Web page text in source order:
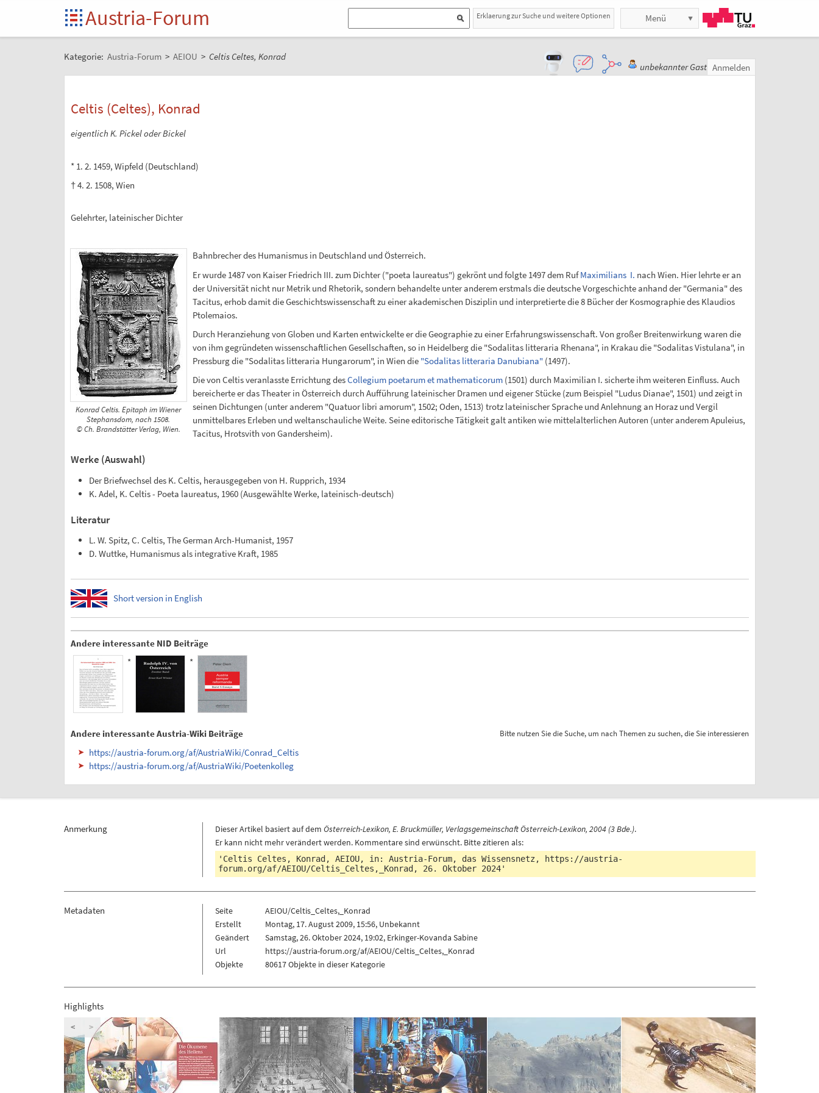
Austria-Forum Erklaerung zur Suche und weitere Optionen Menü
Kategorie: Austria-Forum > AEIOU > Celtis Celtes, Konrad
unbekannter Gast Anmelden
Celtis (Celtes), Konrad
eigentlich K. Pickel oder Bickel
* 1. 2. 1459, Wipfeld (Deutschland)
† 4. 2. 1508, Wien
Gelehrter, lateinischer Dichter
Konrad Celtis. Epitaph im Wiener
Stephansdom, nach 1508.
© Ch. Brandstätter Verlag, Wien.
Bahnbrecher des Humanismus in Deutschland und Österreich.
Er wurde 1487 von Kaiser Friedrich III. zum Dichter ("poeta laureatus") gekrönt und folgte 1497 dem RufMaximilians I. nach Wien. Hier lehrte er an
der Universität nicht nur Metrik und Rhetorik, sondern behandelte unter anderem erstmals die deutsche Vorgeschichte anhand der "Germania" des
Tacitus, erhob damit die Geschichtswissenschaft zu einer akademischen Disziplin und interpretierte die 8 Bücher der Kosmographie des Klaudios
Ptolemaios.
Durch Heranziehung von Globen und Karten entwickelte er die Geographie zu einer Erfahrungswissenschaft. Von großer Breitenwirkung waren die
von ihm gegründeten wissenschaftlichen Gesellschaften, so in Heidelberg die "Sodalitas litteraria Rhenana", in Krakau die "Sodalitas Vistulana", in
Pressburg die "Sodalitas litteraria Hungarorum", in Wien die "Sodalitas litteraria Danubiana"(1497).
Die von Celtis veranlasste Errichtung desCollegium poetarum et mathematicorum(1501) durch Maximilian I. sicherte ihm weiteren Einfluss. Auch
bereicherte er das Theater in Österreich durch Aufführung lateinischer Dramen und eigener Stücke (zum Beispiel "Ludus Dianae", 1501) und zeigt in
seinen Dichtungen (unter anderem "Quatuor libri amorum", 1502; Oden, 1513) trotz lateinischer Sprache und Anlehnung an Horaz und Vergil
unmittelbares Erleben und weltanschauliche Weite. Seine editorische Tätigkeit galt antiken wie mittelalterlichen Autoren (unter anderem Apuleius,
Tacitus, Hrotsvith von Gandersheim).
Werke (Auswahl)
Der Briefwechsel des K. Celtis, herausgegeben von H. Rupprich, 1934
K. Adel, K. Celtis - Poeta laureatus, 1960 (Ausgewählte Werke, lateinisch-deutsch)
Literatur
L. W. Spitz, C. Celtis, The German Arch-Humanist, 1957
D. Wuttke, Humanismus als integrative Kraft, 1985
Short version in English
Andere interessante NID Beiträge
*
*
Bitte nutzen Sie die Suche, um nach Themen zu suchen, die Sie interessieren
Andere interessante Austria-Wiki Beiträge
https://austria-forum.org/af/AustriaWiki/Conrad_Celtis
https://austria-forum.org/af/AustriaWiki/Poetenkolleg
Anmerkung Dieser Artikel basiert auf dem Österreich-Lexikon, E. Bruckmüller, Verlagsgemeinschaft Österreich-Lexikon, 2004 (3 Bde.).
Er kann nicht mehr verändert werden. Kommentare sind erwünscht. Bitte zitieren als:
'Celtis Celtes, Konrad, AEIOU, in: Austria-Forum, das Wissensnetz,
https://austria-
forum.org/af/AEIOU/Celtis_Celtes,_Konrad , 26. Oktober 2024'
Metadaten Seite
AEIOU/Celtis_Celtes,_Konrad
Erstellt
Montag, 17. August 2009, 15:56, Unbekannt
Geändert
Samstag, 26. Oktober 2024, 19:02, Erkinger-Kovanda Sabine
Url
https://austria-forum.org/af/AEIOU/Celtis_Celtes,_Konrad
Objekte
80617 Objekte in dieser Kategorie
Highlights
< >